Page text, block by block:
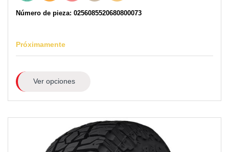
Número de pieza: 0256085520680800073
Próximamente
Ver opciones